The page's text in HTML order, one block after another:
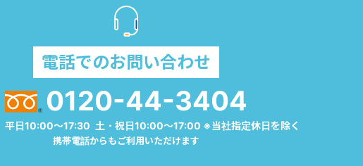
電話でのお問い合わせ
0120-44-3404
平日10:00～17:30 土・祝日10:00～17:00 ※当社指定休日を除く
携帯電話からもご利用いただけます